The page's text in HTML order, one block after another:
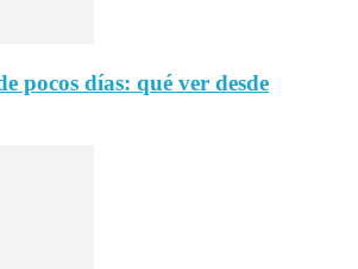
pocos días: qué ver desde